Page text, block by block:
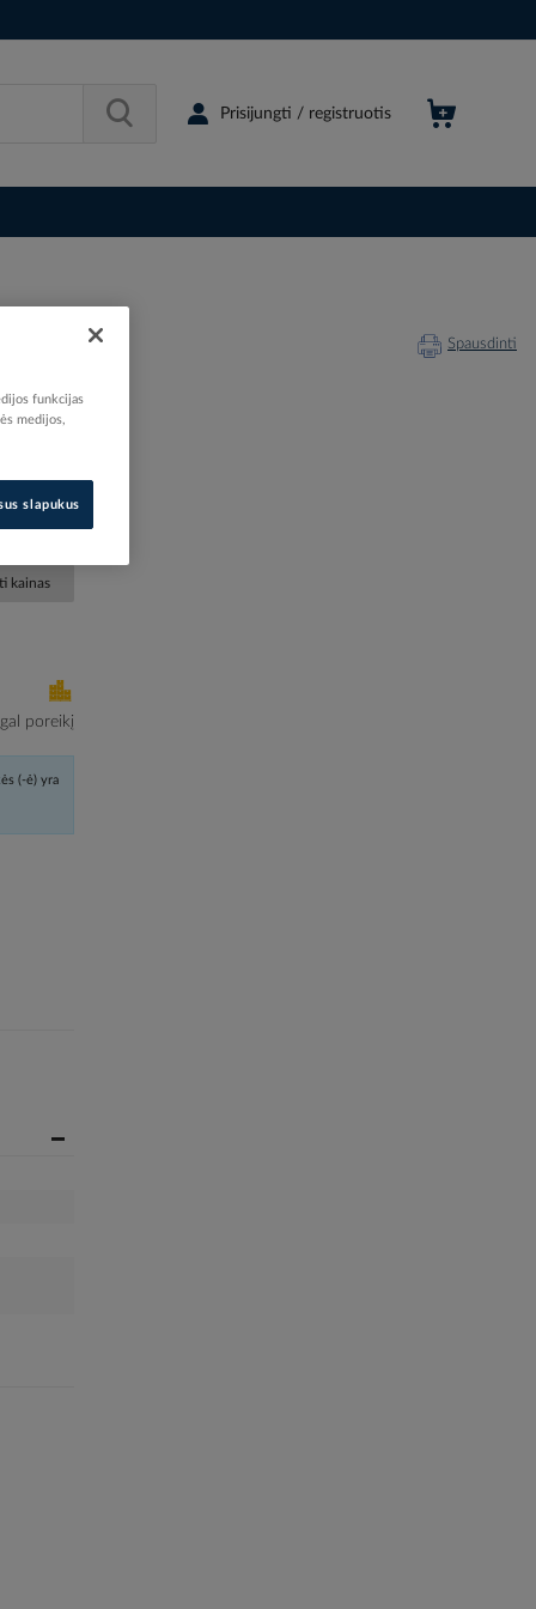
Prisijungti / registruotis
Spausdinti
201334
kainas
poreikį
(-ė) yra
funkcijas
medijos,
slapukus